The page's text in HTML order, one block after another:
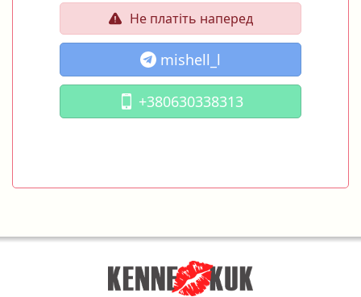
Не платіть наперед
mishell_l
+380630338313